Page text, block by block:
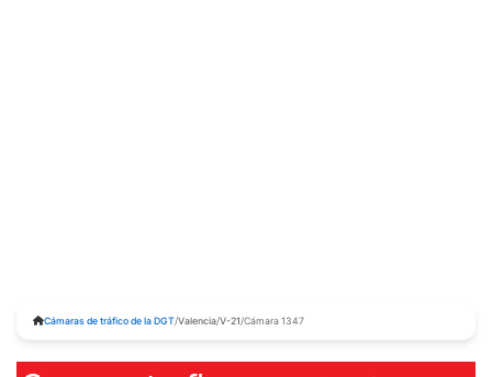
Cámaras de tráfico de la DGT/Valencia/V-21 /Cámara 1347